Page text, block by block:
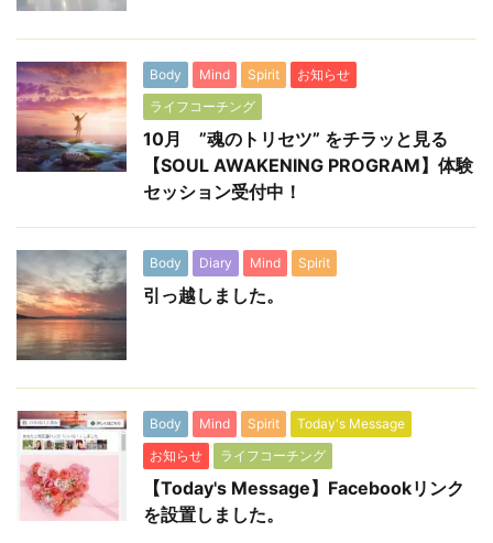
Body Mind Spirit
お知らせ
ライフコーチング
10月 ”魂のトリセツ” をチラッと見る
【SOUL AWAKENING PROGRAM】体験
セッション受付中！
Body Diary Mind Spirit
引っ越しました。
Body Mind Spirit
Today's Message
お知らせ
ライフコーチング
【Today's Message】Facebookリンク
を設置しました。